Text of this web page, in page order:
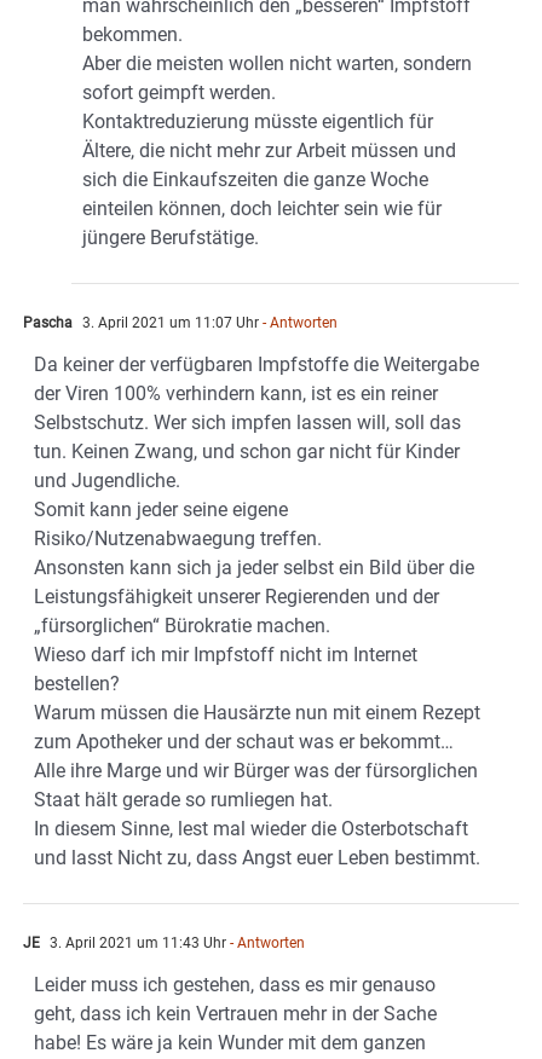
man wahrscheinlich den „besseren“ Impfstoff
bekommen.
Aber die meisten wollen nicht warten, sondern
sofort geimpft werden.
Kontaktreduzierung müsste eigentlich für
Ältere, die nicht mehr zur Arbeit müssen und
sich die Einkaufszeiten die ganze Woche
einteilen können, doch leichter sein wie für
jüngere Berufstätige.
Pascha 3. April 2021 um 11:07 Uhr - Antworten
Da keiner der verfügbaren Impfstoffe die Weitergabe
der Viren 100% verhindern kann, ist es ein reiner
Selbstschutz. Wer sich impfen lassen will, soll das
tun. Keinen Zwang, und schon gar nicht für Kinder
und Jugendliche.
Somit kann jeder seine eigene
Risiko/Nutzenabwaegung treffen.
Ansonsten kann sich ja jeder selbst ein Bild über die
Leistungsfähigkeit unserer Regierenden und der
„fürsorglichen“ Bürokratie machen.
Wieso darf ich mir Impfstoff nicht im Internet
bestellen?
Warum müssen die Hausärzte nun mit einem Rezept
zum Apotheker und der schaut was er bekommt…
Alle ihre Marge und wir Bürger was der fürsorglichen
Staat hält gerade so rumliegen hat.
In diesem Sinne, lest mal wieder die Osterbotschaft
und lasst Nicht zu, dass Angst euer Leben bestimmt.
JE 3. April 2021 um 11:43 Uhr - Antworten
Leider muss ich gestehen, dass es mir genauso
geht, dass ich kein Vertrauen mehr in der Sache
habe! Es wäre ja kein Wunder mit dem ganzen